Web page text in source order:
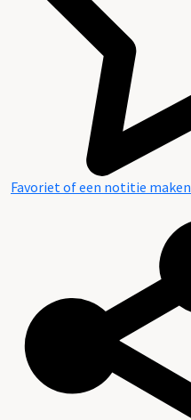
Favoriet of een notitie maken